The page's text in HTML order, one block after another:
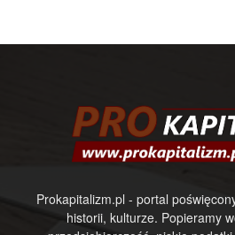
Prokapitalizm.pl - portal
historii, kulturze. Popieramy